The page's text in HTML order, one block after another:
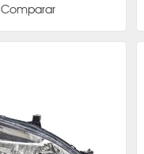
Comparar